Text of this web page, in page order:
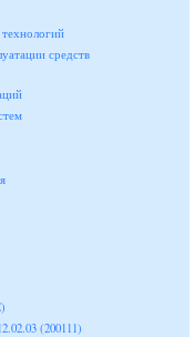
средств
(200111)